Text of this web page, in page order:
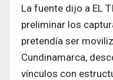
La fuente dijo a EL
preliminar los
pretendía ser
Cundinamarca,
vínculos con